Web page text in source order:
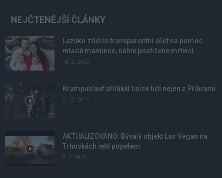
NEJČTENĚJŠÍ ČLÁNKY
Lazsko zřídilo transparentní účet na pomoc
mladé mamince, náhle postižené mrtvicí
14. 2. 2023
Krampuslauf přilákal tisíce lidí nejen z Příbrami
2. 12. 2016
AKTUALIZOVÁNO: Bývalý objekt Las Vegas na
Trhovkách lehl popelem
8. 7. 2023